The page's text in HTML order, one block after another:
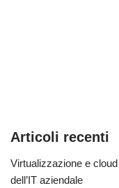
Articoli recenti
Virtualizzazione e
dell’IT aziendale